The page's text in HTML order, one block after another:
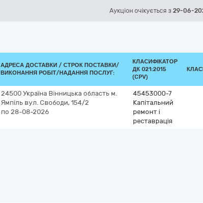
Аукціон очікується з 29-06-
АДРЕСА ДОСТАВКИ / СТРОК ПОСТАВКИ/
ВИКОНАННЯ РОБІТ/НАДАННЯ ПОСЛУГ:
КЛАСИФІКАТОР
ДК 021:2015
(CPV)
24500 Україна Вінницька область м.
Ямпіль вул. Свободи, 154/2
по 28-08-2026
45453000-7
Капітальний
ремонт і
реставрація